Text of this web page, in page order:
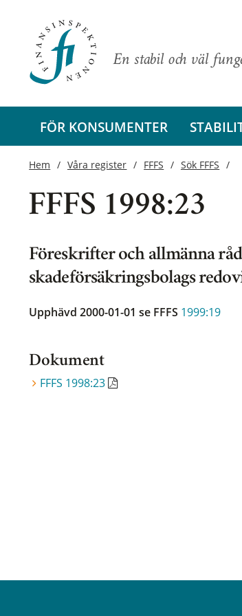
En stabil och väl
FÖR KONSUMENTER
Hem Våra register FFFS Sök FFFS
FFFS 1998:23
Föreskrifter och allmänna
skadeförsäkringsbolags
Upphävd 2000-01-01se FFFS 1999:19
Dokument
FFFS 1998:23